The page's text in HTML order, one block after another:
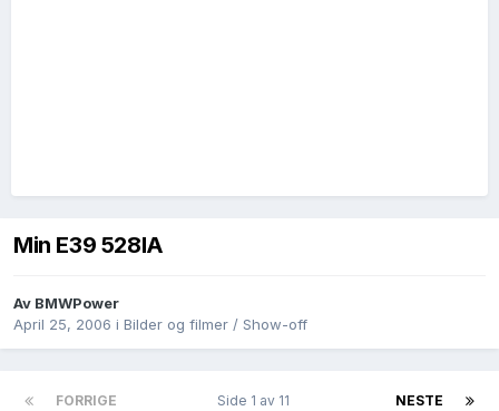
Min E39 528IA
Av BMWPower
April 25, 2006 i Bilder og filmer / Show-off
FORRIGE NESTE
Side 1 av 11